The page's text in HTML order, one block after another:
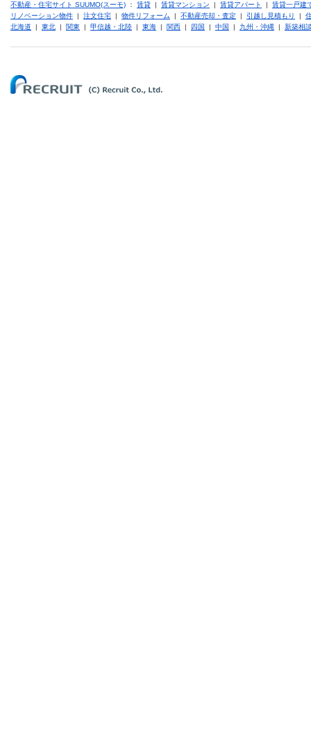
不動産・住宅サイト SUUMO(スーモ) ： 賃貸 | 賃貸マンション | 賃貸アパート | 賃貸一戸建
リノベーション物件 | 注文住宅 | 物件リフォーム | 不動産売却・査定 | 引越し見積もり |
北海道 | 東北 | 関東 | 甲信越・北陸 | 東海 | 関西 | 四国 | 中国 | 九州・沖縄 | 新築相